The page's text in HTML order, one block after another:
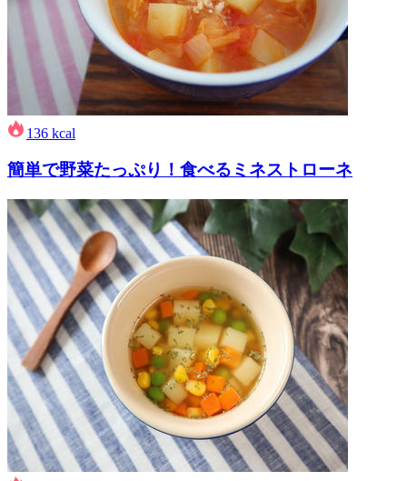
136 kcal
簡単で野菜たっぷり！食べるミネストローネ